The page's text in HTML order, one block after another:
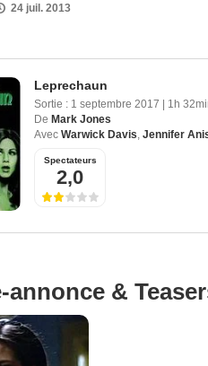
24 juil. 2013
Leprechaun
Sortie : 1 septembre 2017
1h
De Mark Jones
Avec Warwick Davis, Jennifer
Spectateurs
2,0
annonce &